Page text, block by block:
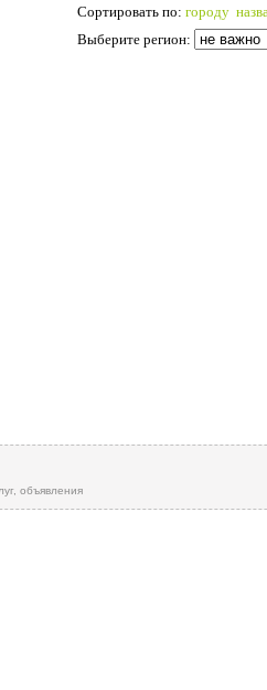
Сортировать по: городу
Выберите регион:
объявления